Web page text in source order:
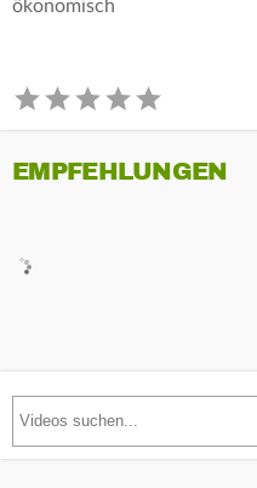
ökonomisch
EMPFEHLUNGEN